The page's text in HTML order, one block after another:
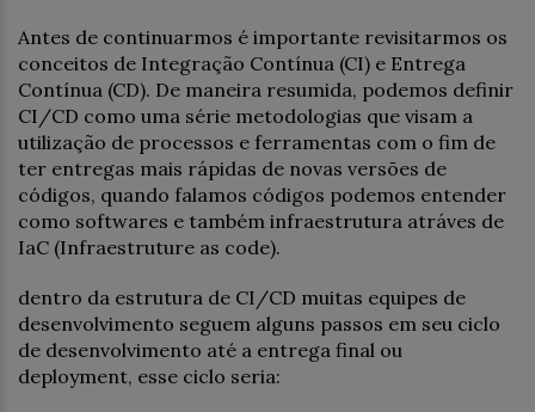
Antes de continuarmos é importante revisitarmos os
conceitos de Integração Contínua (CI) e Entrega
Contínua (CD). De maneira resumida, podemos definir
CI/CD como uma série metodologias que visam a
utilização de processos e ferramentas com o fim de
ter entregas mais rápidas de novas versões de
códigos, quando falamos códigos podemos entender
como softwares e também infraestrutura atráves de
IaC (Infraestruture as code).
dentro da estrutura de CI/CD muitas equipes de
desenvolvimento seguem alguns passos em seu ciclo
de desenvolvimento até a entrega final ou
deployment, esse ciclo seria: